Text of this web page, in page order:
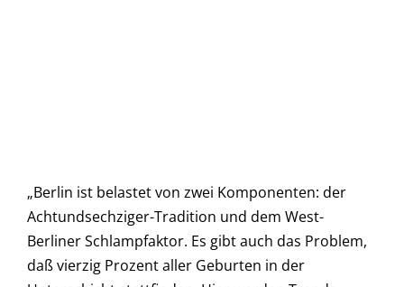
„Berlin ist belastet von zwei Komponenten: der
Achtundsechziger-Tradition und dem West-
Berliner Schlampfaktor. Es gibt auch das Problem,
daß vierzig Prozent aller Geburten in der